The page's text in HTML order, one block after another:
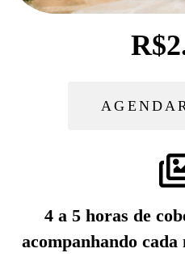
4 a 5 horas de
acompanhando cada